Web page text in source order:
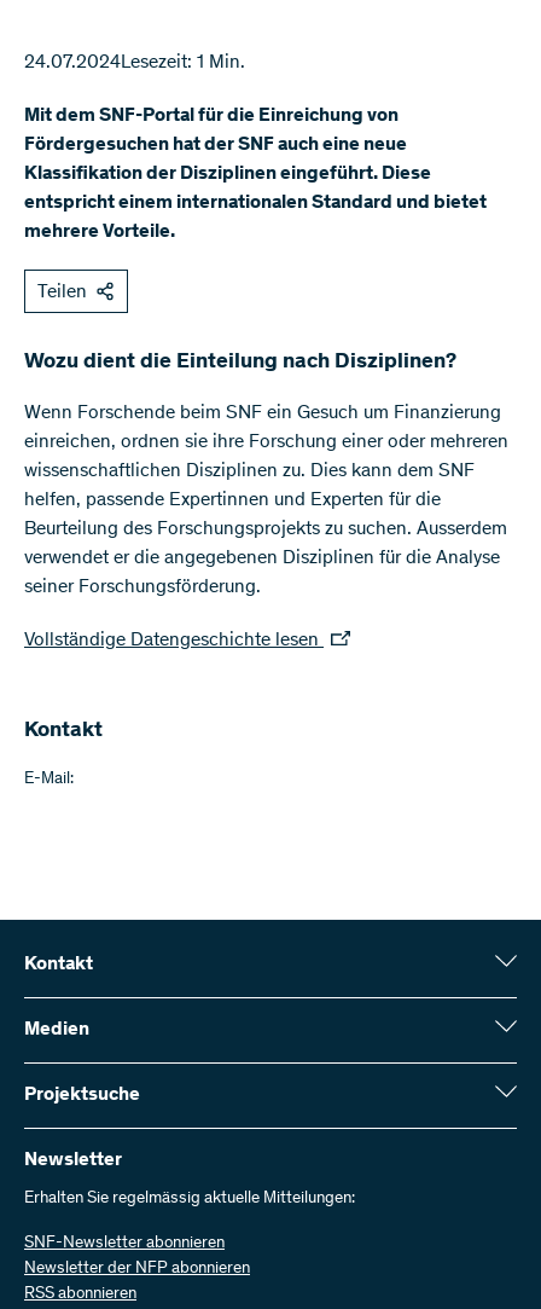
24.07.2024Lesezeit: 1 Min.
Mit dem SNF-Portal für die Einreichung von
Fördergesuchen hat der SNF auch eine neue
Klassifikation der Disziplinen eingeführt. Diese
entspricht einem internationalen Standard und bietet
mehrere Vorteile.
Teilen
Wozu dient die Einteilung nach Disziplinen?
Wenn Forschende beim SNF ein Gesuch um Finanzierung
einreichen, ordnen sie ihre Forschung einer oder mehreren
wissenschaftlichen Disziplinen zu. Dies kann dem SNF
helfen, passende Expertinnen und Experten für die
Beurteilung des Forschungsprojekts zu suchen. Ausserdem
verwendet er die angegebenen Disziplinen für die Analyse
seiner Forschungsförderung.
Vollständige Datengeschichte lesen
Kontakt
E-Mail:
Kontakt
Schweizerischer Nationalfonds (SNF)
Wildhainweg 3
Kontakt aufnehmen
Rechnung senden
Bei uns arbeiten
Offene Stellen
Medien
Medienauskünfte
Jahresbericht
Projektsuche
Hier finden Sie umfangreiche Informationen zu den vom SNF
bewilligten Forschungsprojekten und Förderbeiträgen:
Projektsuche
Newsletter
Erhalten Sie regelmässig aktuelle Mitteilungen:
SNF-Newsletter abonnieren
Newsletter der NFP abonnieren
RSS abonnieren